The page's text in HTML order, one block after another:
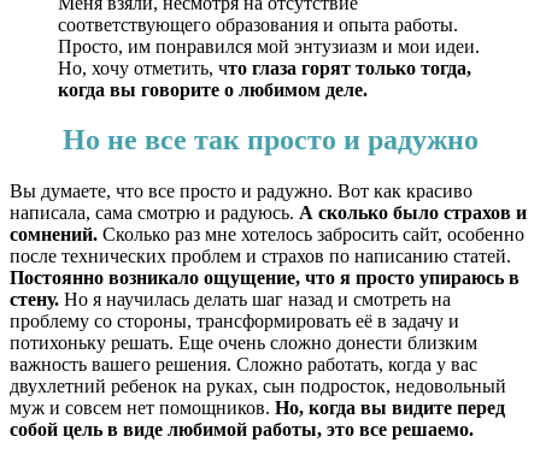
соответствующего образования и опыта работы.
Просто, им понравился мой энтузиазм и мои идеи.
Но, хочу отметить, что глаза горят только тогда,
когда вы говорите о любимом деле.
Но не все так просто и радужно
Вы думаете, что все просто и радужно. Вот как красиво
написала, сама смотрю и радуюсь. А сколько было страхов и
сомнений. Сколько раз мне хотелось забросить сайт, особенно
после технических проблем и страхов по написанию статей.
Постоянно возникало ощущение, что я просто упираюсь в
стену. Но я научилась делать шаг назад и смотреть на
проблему со стороны, трансформировать её в задачу и
потихоньку решать. Еще очень сложно донести близким
важность вашего решения. Сложно работать, когда у вас
двухлетний ребенок на руках, сын подросток, недовольный
муж и совсем нет помощников. Но, когда вы видите перед
собой цель в виде любимой работы, это все решаемо.